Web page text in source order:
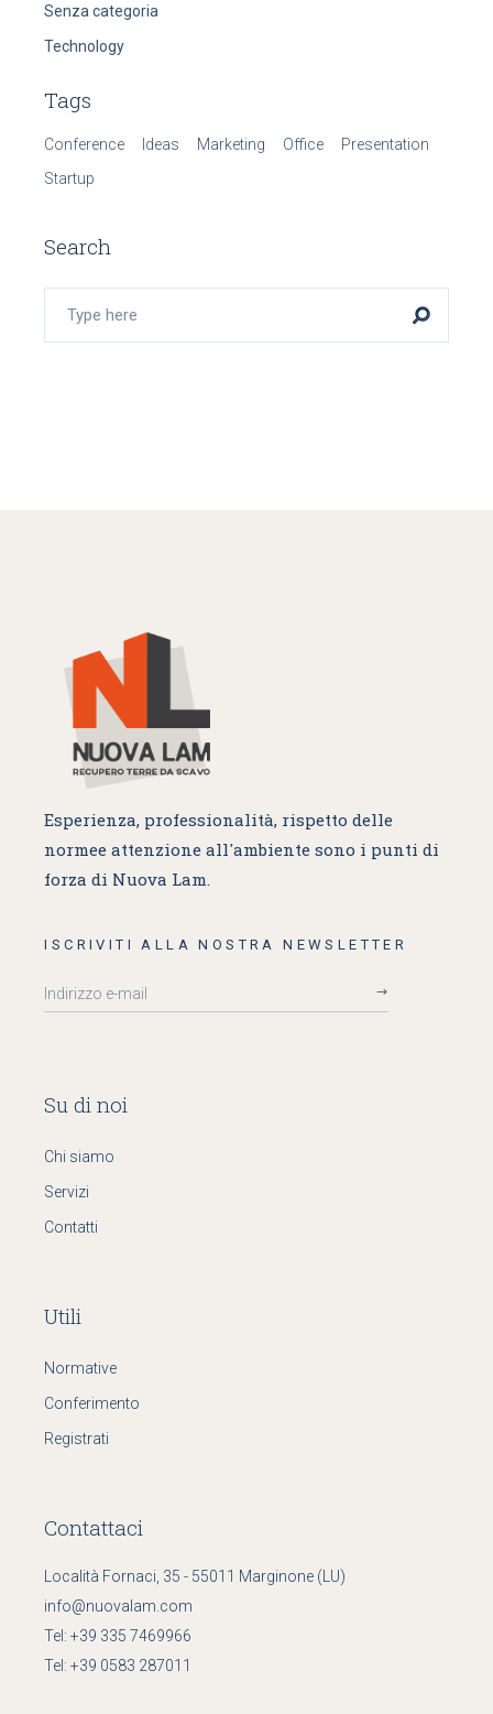
Senza categoria
Technology
Tags
Conference Ideas Marketing Office
Presentation
Startup
Search
Search
Esperienza, professionalità, rispetto delle
normee attenzione all'ambiente sono i punti di
forza di Nuova Lam.
ISCRIVITI ALLA NOSTRA NEWSLETTER
Su di noi
Chi siamo
Servizi
Contatti
Utili
Normative
Conferimento
Registrati
Contattaci
Località Fornaci, 35 - 55011 Marginone (LU)
info@nuovalam.com
Tel:+39 335 7469966
Tel:+39 0583 287011